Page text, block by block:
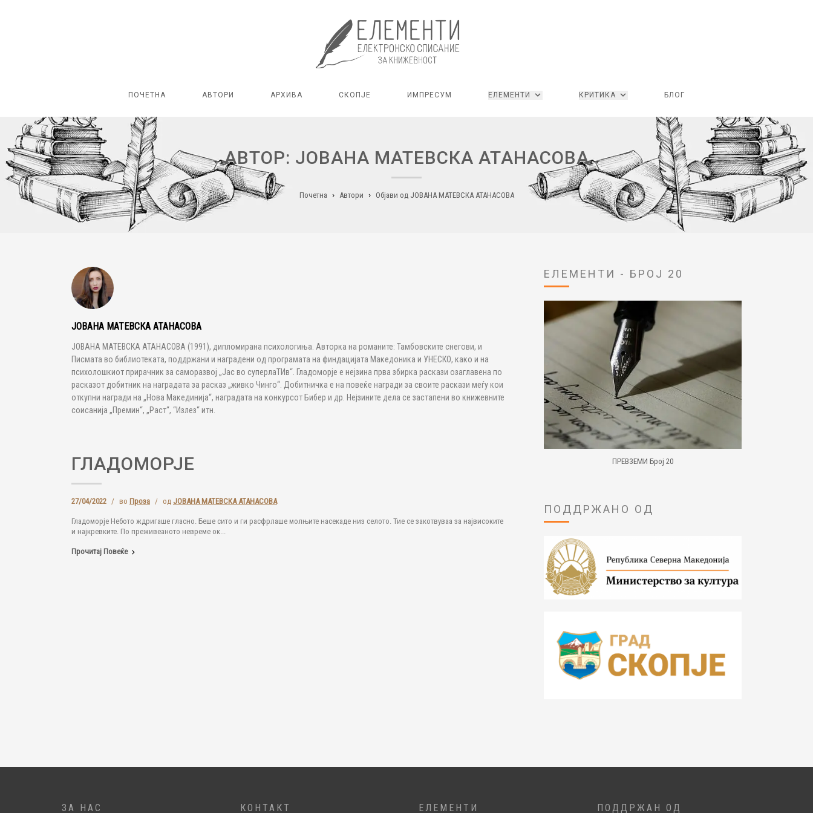
ПОЧЕТНА АВТОРИ АРХИВА СКОПЈЕ ИМПРЕСУМ ЕЛЕМЕНТИ КРИТИКА БЛОГ
АВТОР: ЈОВАНА МАТЕВСКА АТАНАСОВА
Почетна Автори Објави од ЈОВАНА МАТЕВСКА АТАНАСОВА
ЈОВАНА МАТЕВСКА АТАНАСОВА
ЈОВАНА МАТЕВСКА АТАНАСОВА (1991), дипломирана психологиња. Авторка на романите: Тамбовските снегови, и
Писмата во библиотеката, поддржани и наградени од програмата на финдацијата Македоника и УНЕСКО, како и на
психолошкиот прирачник за саморазвој „Јас во суперлаТИв“. Гладоморје е нејзина прва збирка раскази озаглавена по
расказот добитник на наградата за расказ „живко Чинго“. Добитничка е на повеќе награди за своите раскази меѓу кои
откупни награди на „Нова Макединија“, наградата на конкурсот Бибер и др. Нејзините дела се застапени во книжевните
соисанија „Премин“, „Раст“, “Излез“ итн.
ГЛАДОМОРЈЕ
27/04/2022 / во Проза / од ЈОВАНА МАТЕВСКА АТАНАСОВА
Гладоморје Небото ждригаше гласно. Беше сито и ги расфрлаше молњите насекаде низ селото. Тие се закотвуваа за највисоките
и најкревките. По преживеаното невреме ок...
Прочитај Повеќе
ЕЛЕМЕНТИ - БРОЈ 20
ПРЕВЗЕМИ Број 20
ПОДДРЖАНО ОД
ЗА НАС КОНТАКТ ЕЛЕМЕНТИ ПОДДРЖАН ОД